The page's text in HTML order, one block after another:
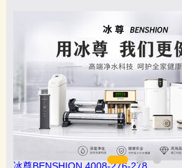
冰尊BENSHION 4008-276-278